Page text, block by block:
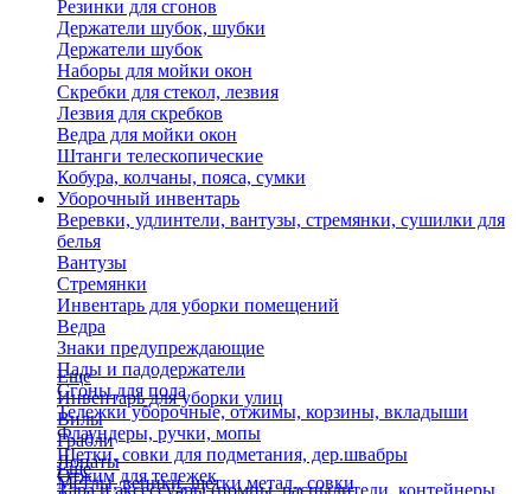
Резинки для сгонов
Держатели шубок, шубки
Держатели шубок
Наборы для мойки окон
Скребки для стекол, лезвия
Лезвия для скребков
Ведра для мойки окон
Штанги телескопические
Кобура, колчаны, пояса, сумки
Уборочный инвентарь
Веревки, удлинтели, вантузы, стремянки, сушилки для
белья
Вантузы
Стремянки
Инвентарь для уборки помещений
Ведра
Знаки предупреждающие
Пады и падодержатели
Сгоны для пола
Тележки уборочные, отжимы, корзины, вкладыши
Флаундеры, ручки, мопы
Щетки, совки для подметания, дер.швабры
Отжим для тележек
Еще
Инвентарь для уборки улиц
Вилы
Грабли
Лопаты
Метлы, веники, щетки метал., совки
Еще
Тара и аксессуары (помпы, распылители, контейнеры